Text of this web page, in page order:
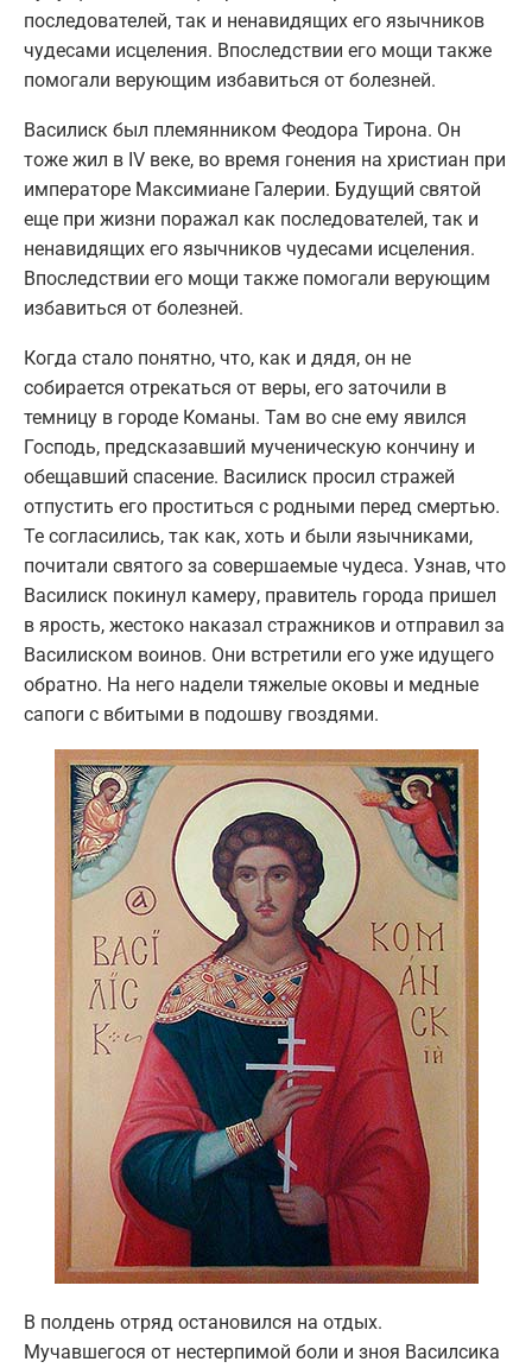
последователей, так и ненавидящих его язычников
чудесами исцеления. Впоследствии его мощи также
помогали верующим избавиться от болезней.
Василиск был племянником Феодора Тирона. Он
тоже жил в IV веке, во время гонения на христиан при
императоре Максимиане Галерии. Будущий святой
еще при жизни поражал как последователей, так и
ненавидящих его язычников чудесами исцеления.
Впоследствии его мощи также помогали верующим
избавиться от болезней.
Когда стало понятно, что, как и дядя, он не
собирается отрекаться от веры, его заточили в
темницу в городе Команы. Там во сне ему явился
Господь, предсказавший мученическую кончину и
обещавший спасение. Василиск просил стражей
отпустить его проститься с родными перед смертью.
Те согласились, так как, хоть и были язычниками,
почитали святого за совершаемые чудеса. Узнав, что
Василиск покинул камеру, правитель города пришел
в ярость, жестоко наказал стражников и отправил за
Василиском воинов. Они встретили его уже идущего
обратно. На него надели тяжелые оковы и медные
сапоги с вбитыми в подошву гвоздями.
В полдень отряд остановился на отдых.
Мучавшегося от нестерпимой боли и зноя Василсика